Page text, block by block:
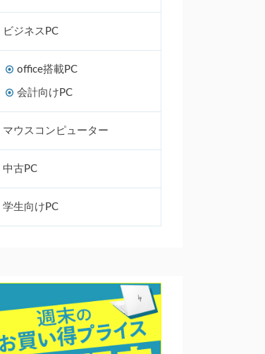
ビジネスPC
office搭載PC
会計向けPC
マウスコンピューター
中古PC
学生向けPC